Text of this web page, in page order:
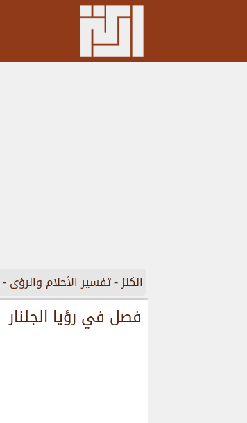
الكنز-تفسير الأحلام والرؤى-
فصل في رؤيا الجلنار